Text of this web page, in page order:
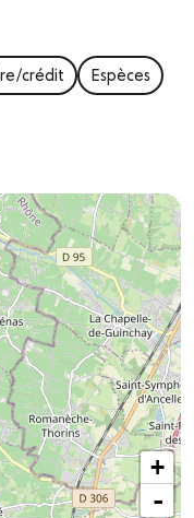
crédit Espèces
+
-